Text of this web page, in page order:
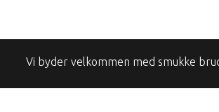
byder velkommen med smukke